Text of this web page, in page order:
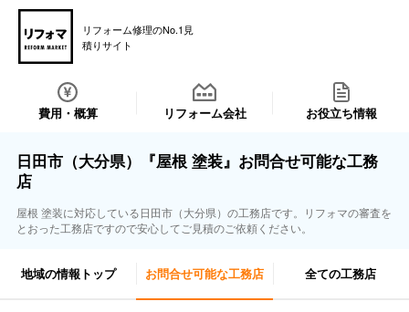
リフォーム修理のNo.1見
積りサイト
費用・概算 リフォーム会社 お役立ち情報
日田市（大分県）『屋根 塗装』お問合せ可能な工務
店
屋根 塗装に対応している日田市（大分県）の工務店です。リフォマの審査を
とおった工務店ですので安心してご見積のご依頼ください。
地域の情報トップ お問合せ可能な工務店 全ての工務店